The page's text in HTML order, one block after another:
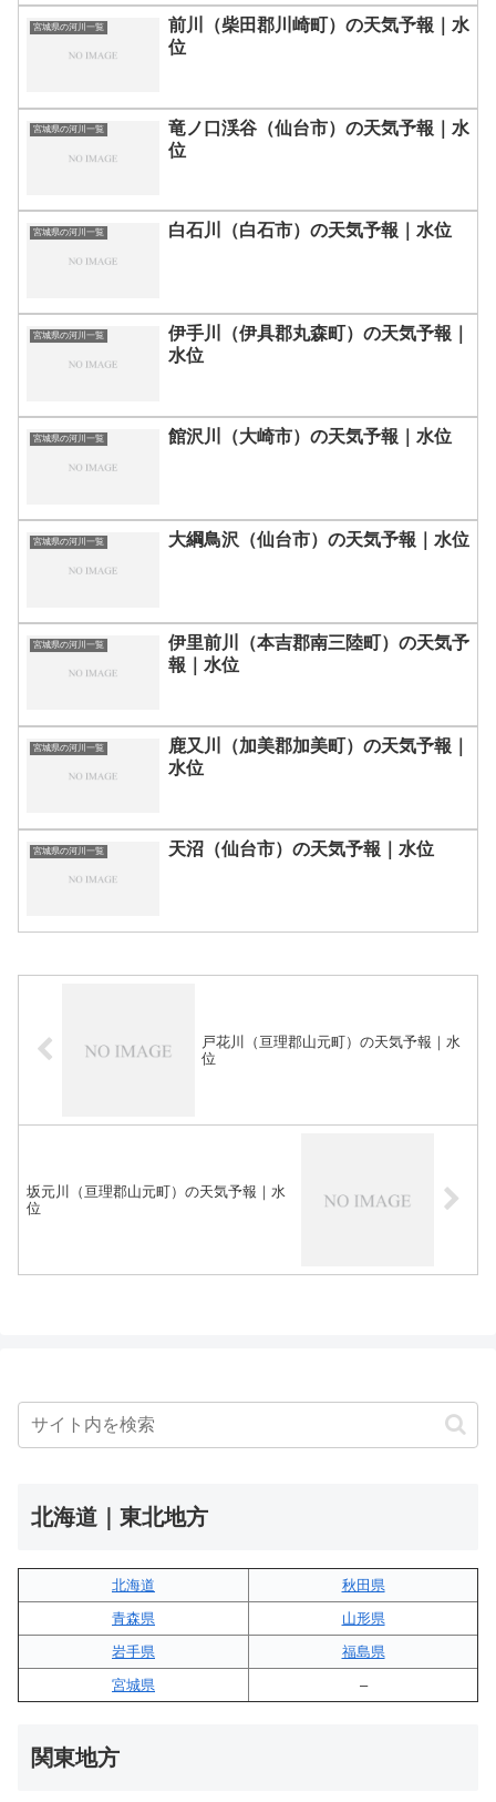
宮城県の河川一覧
前川（柴田郡川崎町）の天気予報｜水
位
宮城県の河川一覧
竜ノ口渓谷（仙台市）の天気予報｜水
位
宮城県の河川一覧 白石川（白石市）の天気予報｜水位
宮城県の河川一覧
伊手川（伊具郡丸森町）の天気予報｜
水位
宮城県の河川一覧 館沢川（大崎市）の天気予報｜水位
宮城県の河川一覧 大綱鳥沢（仙台市）の天気予報｜水位
宮城県の河川一覧
伊里前川（本吉郡南三陸町）の天気予
報｜水位
宮城県の河川一覧
鹿又川（加美郡加美町）の天気予報｜
水位
宮城県の河川一覧 天沼（仙台市）の天気予報｜水位
戸花川（亘理郡山元町）の天気予報｜水
位
坂元川（亘理郡山元町）の天気予報｜水
位
北海道｜東北地方
北海道
秋田県
青森県
山形県
岩手県
福島県
宮城県
–
関東地方